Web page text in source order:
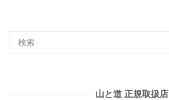
山と道 正規取扱店